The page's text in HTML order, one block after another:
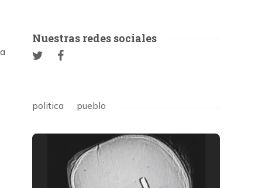
Nuestras redes sociales
politica pueblo